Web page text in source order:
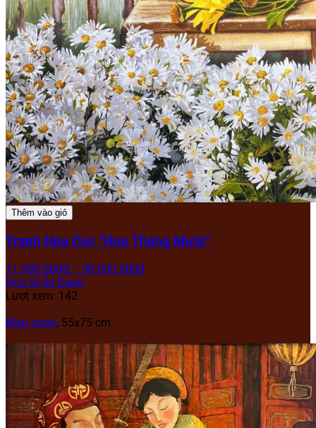
Thêm vào giỏ
Tranh Hoa Cúc “Hoa Tháng Mười”
11.000.000₫ – 50.000.000₫
Họa Sĩ Ẩn Danh
Lượt xem: 142
Màu nước, 55x75 cm